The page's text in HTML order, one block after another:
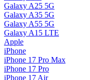
Galaxy A25 5G
Galaxy A35 5G
Galaxy A55 5G
Galaxy A15 LTE
Apple
iPhone
iPhone 17 Pro Max
iPhone 17 Pro
iPhone 17 Air